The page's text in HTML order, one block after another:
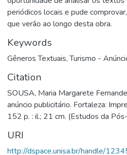
periódicos locais e pude
que verão ao longo desta obra.
Keywords
Gêneros Textuais,Turismo -
Citation
SOUSA, Maria Margarete
anúncio publicitário. Fortaleza:
152 p. : il.; 21 cm. (Estudos da
URI
http://dspace.unisa.br/handle/